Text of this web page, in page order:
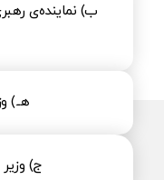
ب) نماینده‌ی
هـ.)
ج‌)